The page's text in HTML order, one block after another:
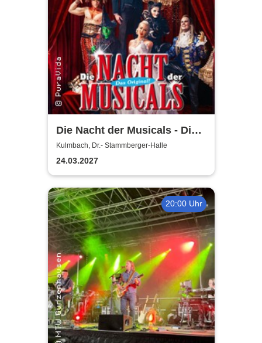
Die Nacht der Musicals - Die
erfolgreichste Musicalgala
aller Zeiten
Kulmbach, Dr.- Stammberger-Halle
24.03.2027
20:00 Uhr